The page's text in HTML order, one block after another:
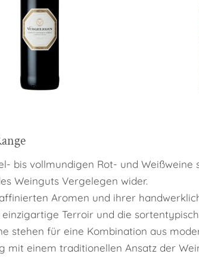
bis vollmundigen Rot- und Weißweine
Weinguts Vergelegen wider.
Aromen und ihrer
einzigartige Terroir und die
stehen für eine Kombination aus
mit einem traditionellen Ansatz der